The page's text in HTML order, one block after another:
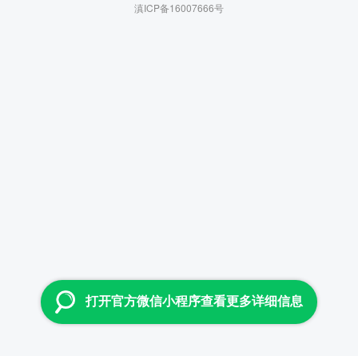
滇ICP备16007666号
打开官方微信小程序查看更多详细信息